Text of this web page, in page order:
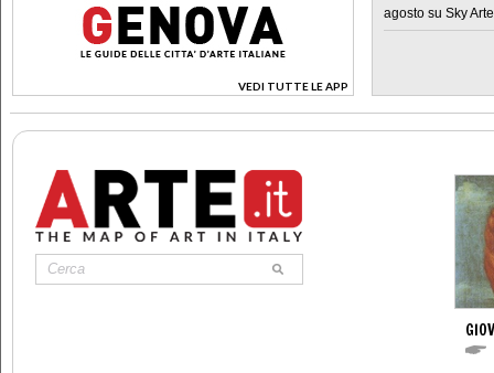
VEDI TUTTE LE APP
>
agosto su Sky Arte